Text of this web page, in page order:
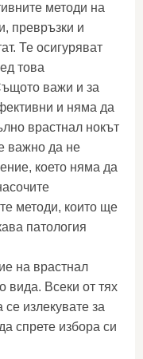
методи на
превръзки и
Те осигуряват
това
важи и за
и няма да
врастнал нокът
важно да не
което няма да
методи, които ще
патология
на врастнал
вида. Всеки от тях
излекувате за
спрете избора си